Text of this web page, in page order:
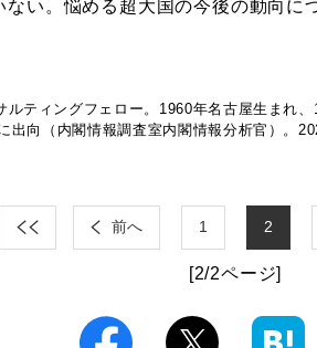
ない。悩める超大国の今後の動向に
ルティングフェロー。1960年名古屋生まれ
出向（内閣情報調査室内閣情報分析官）。
前へ 1 2
[2/2ページ]